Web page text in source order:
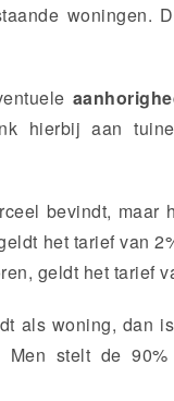
woningen.
hierbij aan
bevindt, maar
het tarief van
geldt het tarief
als woning, dan
Men stelt de